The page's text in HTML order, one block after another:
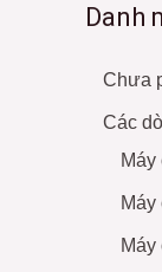
Danh
Chưa
Các
Máy
Máy
Máy